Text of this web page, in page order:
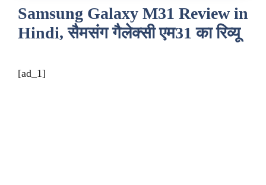
Samsung Galaxy M31 Review in
Hindi, सैमसंग गैलेक्सी एम31 का रिव्यू
[ad_1]